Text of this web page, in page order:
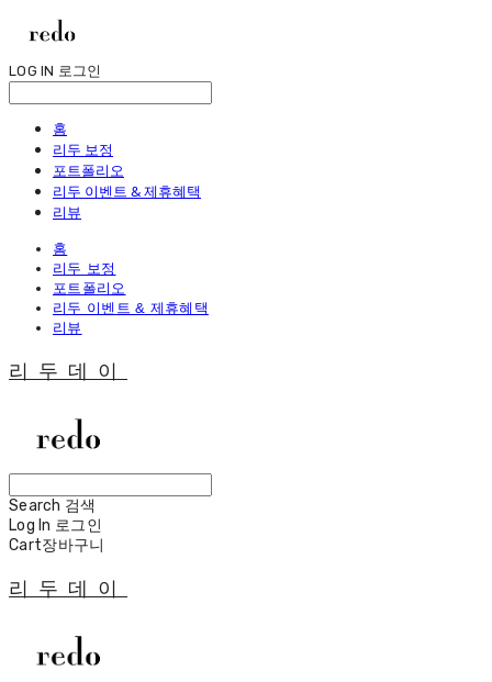
LOG IN 로그인
홈
리두 보정
포트폴리오
리두 이벤트 & 제휴혜택
리뷰
홈
리두 보정
포트폴리오
리두 이벤트 & 제휴혜택
리뷰
리두데이
Search 검색
Log In 로그인
Cart장바구니
리두데이